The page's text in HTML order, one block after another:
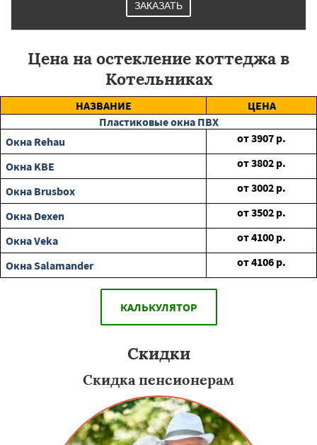
ЗАКАЗАТЬ
Цена на остекление коттеджа в
Котельниках
НАЗВАНИЕ
ЦЕНА
Пластиковые окна ПВХ
Окна Rehau
от3907 р.
Окна KBE
от3802 р.
Окна Brusbox
от3002 р.
Окна Dexen
от3502 р.
Окна Veka
от4100 р.
Окна Salamander
от4106 р.
КАЛЬКУЛЯТОР
Скидки
Скидка пенсионерам